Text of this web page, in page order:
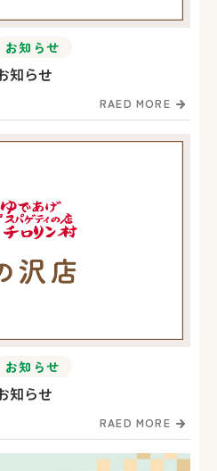
お知らせ
知らせ
RAED MORE
お知らせ
知らせ
RAED MORE